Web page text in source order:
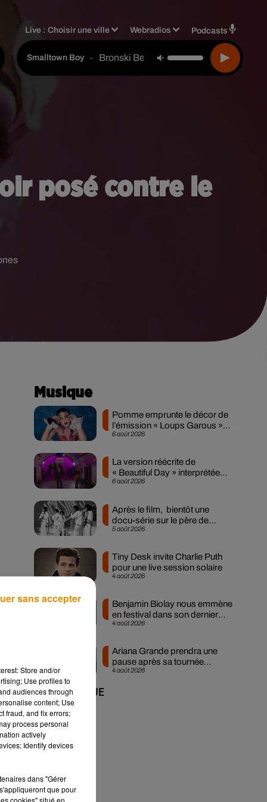
Live :Choisir une ville Webradios Podcasts
Smalltown Boy - Bronski Beat
posé contre le
Musique
6 août 2026
Pomme emprunte le décor de
l’émission « Loups Garous »
pour son...
6 août 2026
La version réécrite de
« Beautiful Day » interprétée
lors des...
5 août 2026
Après le film, bientôt une
docu-série sur le père de
Michael Jackson
4 août 2026
Tiny Desk invite Charlie Puth
pour une live session solaire
4 août 2026
Benjamin Biolay nous emmène
en festival dans son dernier
clip
4 août 2026
Ariana Grande prendra une
pause après sa tournée
mondiale
+ DE MUSIQUE
Store and/or
Use profiles to
audiences through
content; Use
fraud, and fix errors;
process personal
actively
Identify devices
dans "Gérer
que pour
cookies" situé en
sans accepter